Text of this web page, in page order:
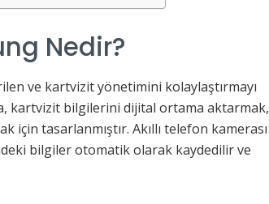
Nedir?
ve kartvizit yönetimini kolaylaştırmayı
kartvizit bilgilerini dijital ortama aktarmak,
tasarlanmıştır. Akıllı telefon kamerası
bilgiler otomatik olarak kaydedilir ve